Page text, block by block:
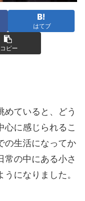
はてブ
コピー
めていると、どう
心に感じられるこ
の生活になってか
常の中にある小さ
になりました。